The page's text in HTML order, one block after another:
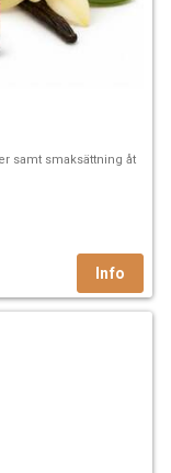
samt smaksättning åt